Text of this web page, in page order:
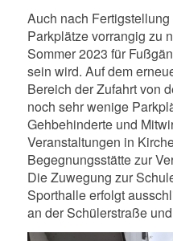
Auch nach
Parkplätze vorrangig zu
Sommer 2023 für
sein wird. Auf dem
Bereich der Zufahrt von
noch sehr wenige
Gehbehinderte und
Veranstaltungen in
Begegnungsstätte zur
Die Zuwegung zur
Sporthalle erfolgt
an der Schülerstraße